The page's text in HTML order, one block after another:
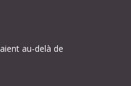
au-delà de